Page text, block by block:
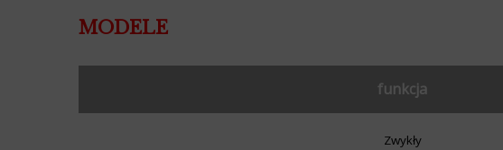
MODELE
funkcja
Zwykły